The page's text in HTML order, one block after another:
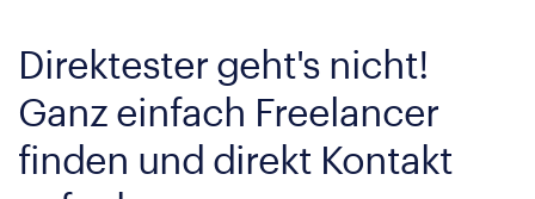
Direktester geht's nicht!
Ganz einfach Freelancer
finden und direkt Kontakt